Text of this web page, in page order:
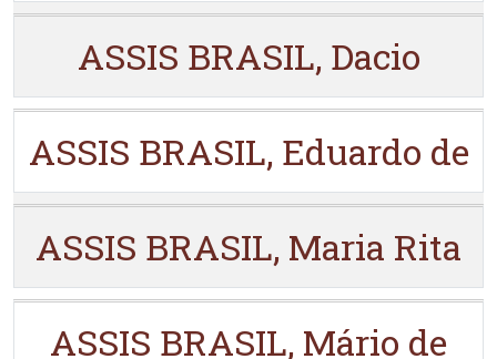
ASSIS BRASIL, Dacio
ASSIS BRASIL, Eduardo de
ASSIS BRASIL, Maria Rita
ASSIS BRASIL, Mário de